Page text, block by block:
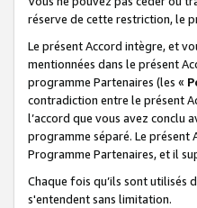
réserve de cette restriction, le
Le présent Accord intègre, et
mentionnées dans le présent
programme Partenaires (les «
contradiction entre le présent
l’accord que vous avez conclu
programme séparé. Le présent
Programme Partenaires, et il
Chaque fois qu’ils sont utilisés
s'entendent sans limitation.